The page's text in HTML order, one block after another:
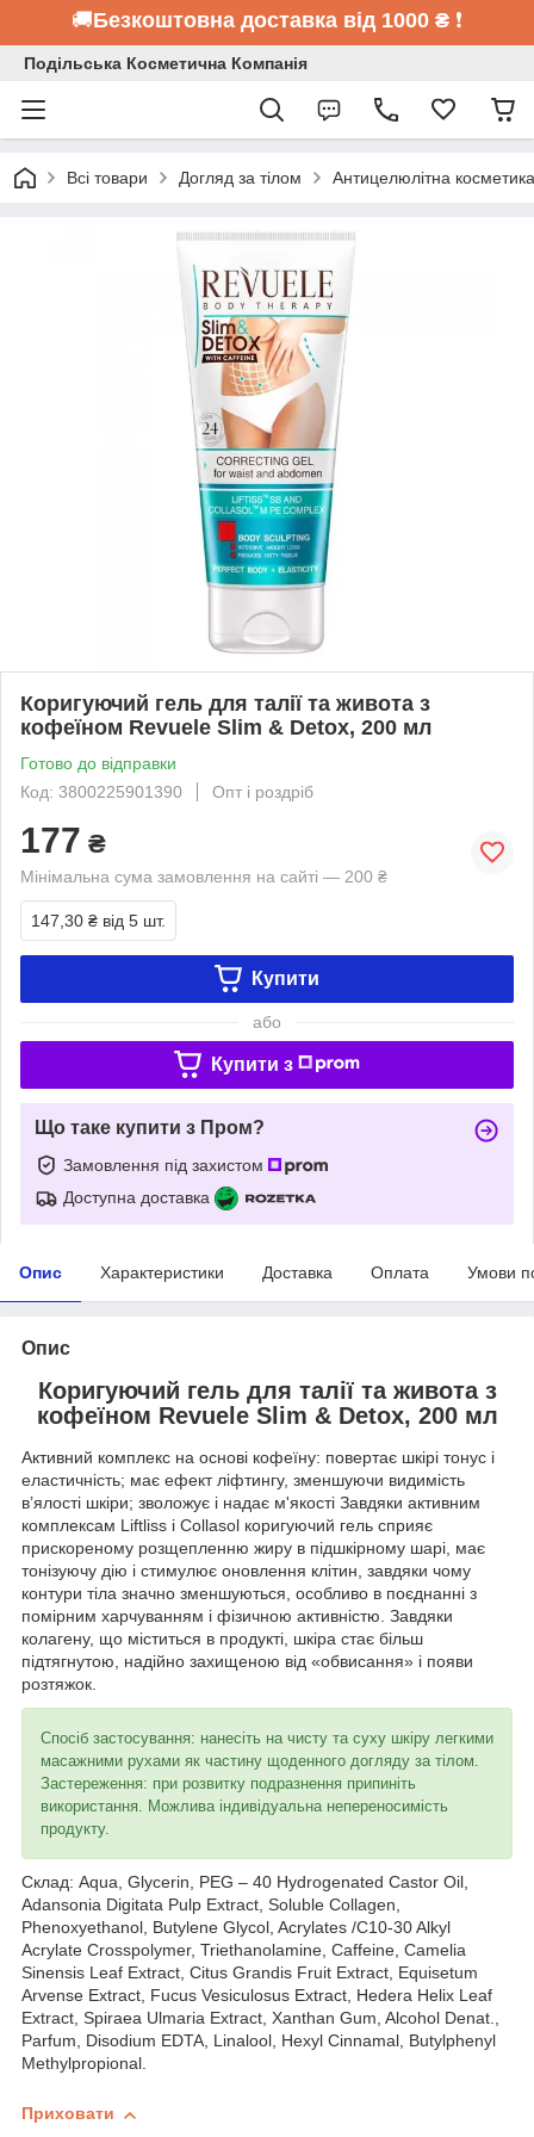
🚚Безкоштовна доставка від 1000 ₴ ❗
Подільська Косметична Компанія
Всі товари Догляд за тілом Антицелюлітна косметика
Коригуючий гель для талії та живота з
кофеїном Revuele Slim & Detox, 200 мл
Готово до відправки
Код: 3800225901390
Опт і роздріб
177 ₴
Мінімальна сума замовлення на сайті — 200 ₴
147,30 ₴ від 5 шт.
Купити
або
Купити з
Що таке купити з Пром?
Замовлення під захистом
Доступна доставка
Опис Характеристики Доставка Оплата Умови
Опис
Коригуючий гель для талії та живота з
кофеїном Revuele Slim & Detox, 200 мл
Активний комплекс на основі кофеїну: повертає шкірі тонус і
еластичність; має ефект ліфтингу, зменшуючи видимість
в’ялості шкіри; зволожує і надає м'якості Завдяки активним
комплексам Liftliss і Collasol коригуючий гель сприяє
прискореному розщепленню жиру в підшкірному шарі, має
тонізуючу дію і стимулює оновлення клітин, завдяки чому
контури тіла значно зменшуються, особливо в поєднанні з
помірним харчуванням і фізичною активністю. Завдяки
колагену, що міститься в продукті, шкіра стає більш
підтягнутою, надійно захищеною від «обвисання» і появи
розтяжок.
Спосіб застосування: нанесіть на чисту та суху шкіру легкими
масажними рухами як частину щоденного догляду за тілом.
Застереження: при розвитку подразнення припиніть
використання. Можлива індивідуальна непереносимість
продукту.
Склад: Aqua, Glycerin, PEG – 40 Hydrogenated Castor Oil,
Adansonia Digitata Pulp Extract, Soluble Collagen,
Phenoxyethanol, Butylene Glycol, Acrylates /C10-30 Alkyl
Acrylate Crosspolymer, Triethanolamine, Caffeine, Camelia
Sinensis Leaf Extract, Citus Grandis Fruit Extract, Equisetum
Arvense Еxtract, Fucus Vesiculosus Extract, Hedera Helix Leaf
Extract, Spiraea Ulmaria Extract, Xanthan Gum, Alcohol Denat.,
Parfum, Disodium EDTA, Linalool, Hexyl Cinnamal, Butylphenyl
Methylpropional.
Приховати